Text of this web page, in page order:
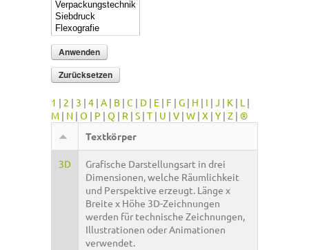
1 | 2 | 3 | 4 | A | B | C | D | E | F | G | H | I | J | K | L |
M | N | O | P | Q | R | S | T | U | V | W | X | Y | Z | ®
Textkörper
3D
Grafische Darstellungsart in drei
Dimensionen, welche Räumlichkeit
und Perspektive erzeugt. Länge x
Breite x Höhe 3D-Zeichnungen
werden für technische Zeichnungen,
Illustrationen oder Animationen
verwendet.